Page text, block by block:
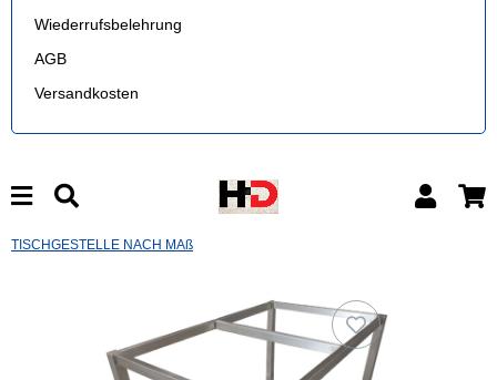
Wiederrufsbelehrung
AGB
Versandkosten
TISCHGESTELLE NACH MAß